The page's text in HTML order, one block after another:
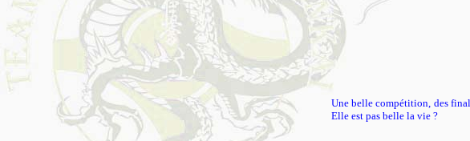
Une belle compétition, des
Elle est pas belle la vie ?